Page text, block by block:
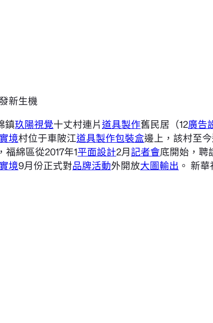
鎮玖陽視覺十丈村連片道具製作舊民居（12廣告
境村位于車陂江道具製作包裝盒邊上，該村至
福綿區從2017年1平面設計2月記者會底開始，聘
境9月份正式對品牌活動外開放大圖輸出 。 新